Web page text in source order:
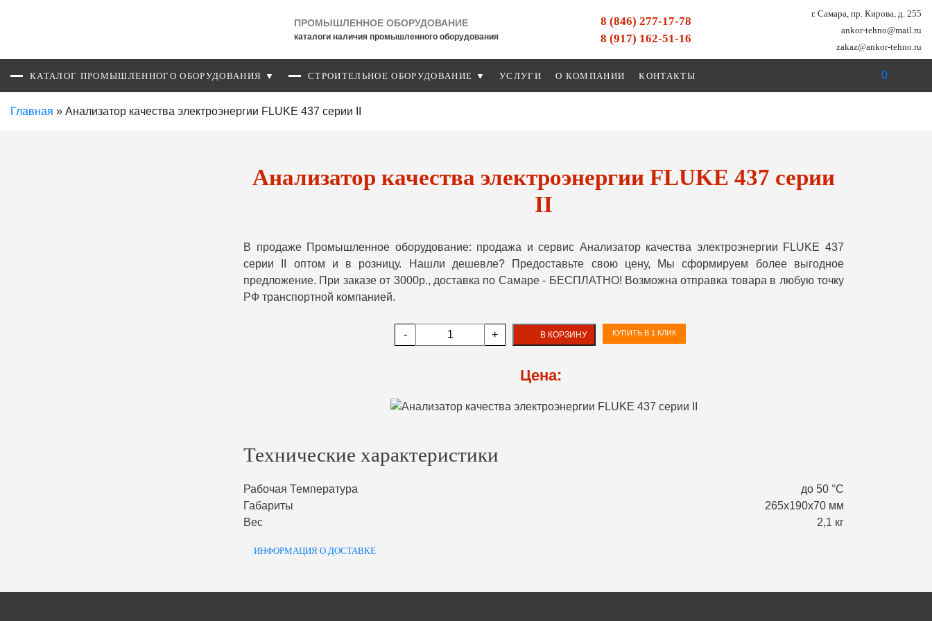
ПРОМЫШЛЕННОЕ ОБОРУДОВАНИЕ
каталоги наличия промышленного оборудования
8 (846) 277-17-78
8 (917) 162-51-16
г. Самара, пр. Кирова, д. 255
ankor-tehno@mail.ru
zakaz@ankor-tehno.ru
КАТАЛОГ ПРОМЫШЛЕННОГО ОБОРУДОВАНИЯ ▼ СТРОИТЕЛЬНОЕ ОБОРУДОВАНИЕ ▼ УСЛУГИ О КОМПАНИИ КОНТАКТЫ 0
Главная » Анализатор качества электроэнергии FLUKE 437 серии II
Анализатор качества электроэнергии FLUKE 437 серии
II
В продаже Промышленное оборудование: продажа и сервис Анализатор качества электроэнергии FLUKE 437
серии II оптом и в розницу. Нашли дешевле? Предоставьте свою цену, Мы сформируем более выгодное
предложение. При заказе от 3000р., доставка по Самаре - БЕСПЛАТНО! Возможна отправка товара в любую точку
РФ транспортной компанией.
- + В КОРЗИНУ КУПИТЬ В 1 КЛИК
Цена:
Технические характеристики
Рабочая Температура
до 50 °С
Габариты
265х190х70 мм
Вес
2,1 кг
ИНФОРМАЦИЯ О ДОСТАВКЕ